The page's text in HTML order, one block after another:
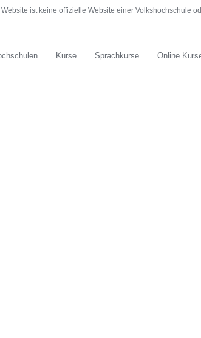
ist keine offizielle Website einer Volkshochschule
Kurse Sprachkurse Online